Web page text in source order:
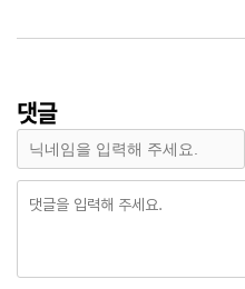
댓글